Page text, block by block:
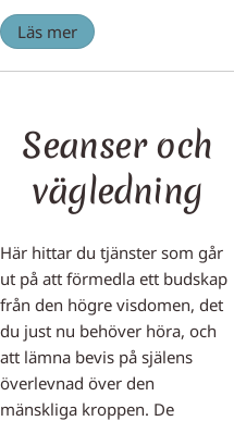
Läs mer
Seanser och
vägledning
Här hittar du tjänster som går
ut på att förmedla ett budskap
från den högre visdomen, det
du just nu behöver höra, och
att lämna bevis på själens
överlevnad över den
mänskliga kroppen. De